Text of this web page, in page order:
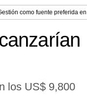
como fuente preferida en
los US$ 9,800